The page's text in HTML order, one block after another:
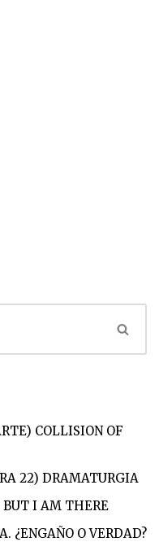
COLLISION OF
22) DRAMATURGIA
BUT I AM THERE
¿ENGAÑO O VERDAD?